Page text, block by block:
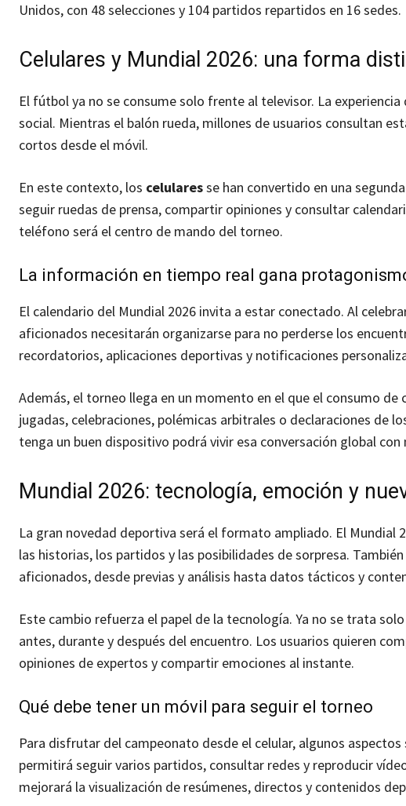
Unidos, con 48 selecciones y 104 partidos repartidos en 16 sedes.
Celulares y Mundial 2026: una forma
El fútbol ya no se consume solo frente al televisor. La
social. Mientras el balón rueda, millones de usuarios consultan
cortos desde el móvil.
En este contexto, los celularesse han convertido en una
seguir ruedas de prensa, compartir opiniones y consultar
teléfono será el centro de mando del torneo.
La información en tiempo real gana
El calendario del Mundial 2026 invita a estar conectado. Al
aficionados necesitarán organizarse para no perderse los
recordatorios, aplicaciones deportivas y notificaciones
Además, el torneo llega en un momento en el que el consumo
jugadas, celebraciones, polémicas arbitrales o declaraciones de
tenga un buen dispositivo podrá vivir esa conversación global
Mundial 2026: tecnología, emoción y
La gran novedad deportiva será el formato ampliado. El Mundial
las historias, los partidos y las posibilidades de sorpresa.
aficionados, desde previas y análisis hasta datos tácticos y
Este cambio refuerza el papel de la tecnología. Ya no se trata
antes, durante y después del encuentro. Los usuarios quieren
opiniones de expertos y compartir emociones al instante.
Qué debe tener un móvil para seguir el torneo
Para disfrutar del campeonato desde el celular, algunos
permitirá seguir varios partidos, consultar redes y reproducir
mejorará la visualización de resúmenes, directos y contenidos